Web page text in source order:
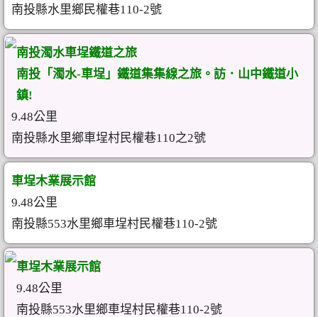
南投縣水里鄉民權巷110-2號
南投濁水車埕鐵道之旅
南投「濁水-車埕」鐵道集集線之旅。訪．山中鐵道小
鎮!
9.48公里
南投縣水里鄉車埕村民權巷110之2號
車埕木業展示館
9.48公里
南投縣553水里鄉車埕村民權巷110-2號
車埕木業展示館
9.48公里
南投縣553水里鄉車埕村民權巷110-2號